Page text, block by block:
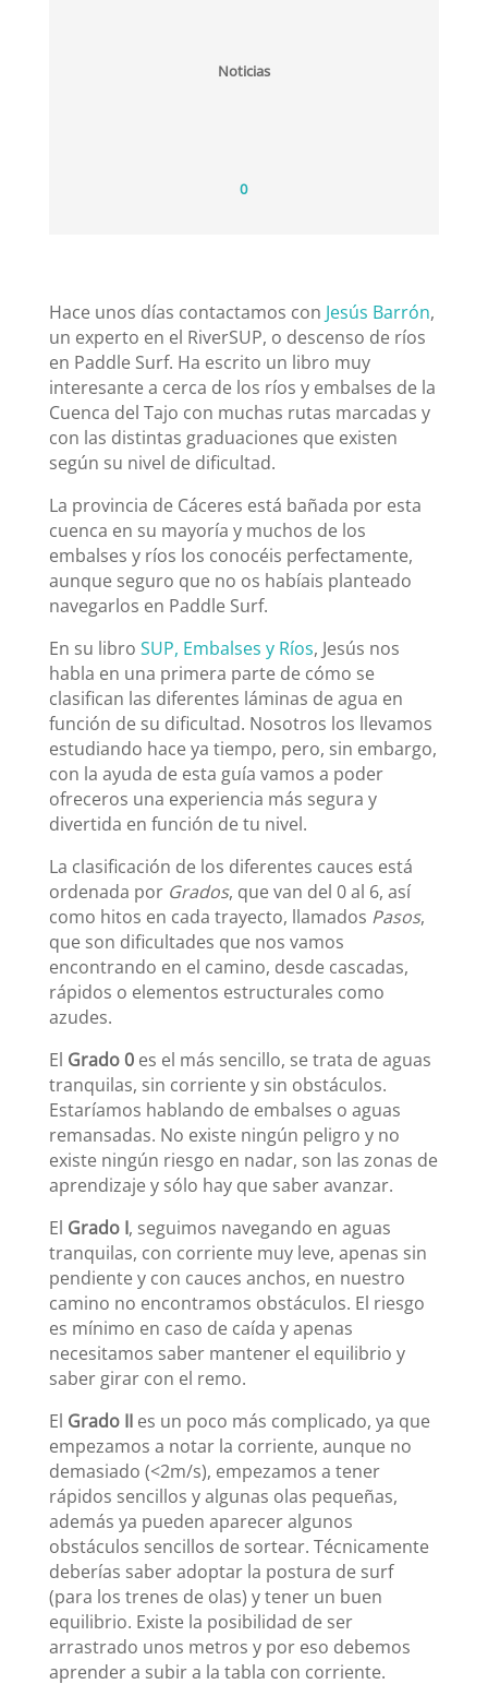
Noticias
0
Hace unos días contactamos con Jesús Barrón,
un experto en el RiverSUP, o descenso de ríos
en Paddle Surf. Ha escrito un libro muy
interesante a cerca de los ríos y embalses de la
Cuenca del Tajo con muchas rutas marcadas y
con las distintas graduaciones que existen
según su nivel de dificultad.
La provincia de Cáceres está bañada por esta
cuenca en su mayoría y muchos de los
embalses y ríos los conocéis perfectamente,
aunque seguro que no os habíais planteado
navegarlos en Paddle Surf.
En su libro SUP, Embalses y Ríos, Jesús nos
habla en una primera parte de cómo se
clasifican las diferentes láminas de agua en
función de su dificultad. Nosotros los llevamos
estudiando hace ya tiempo, pero, sin embargo,
con la ayuda de esta guía vamos a poder
ofreceros una experiencia más segura y
divertida en función de tu nivel.
La clasificación de los diferentes cauces está
ordenada por Grados, que van del 0 al 6, así
como hitos en cada trayecto, llamados Pasos,
que son dificultades que nos vamos
encontrando en el camino, desde cascadas,
rápidos o elementos estructurales como
azudes.
El Grado 0es el más sencillo, se trata de aguas
tranquilas, sin corriente y sin obstáculos.
Estaríamos hablando de embalses o aguas
remansadas. No existe ningún peligro y no
existe ningún riesgo en nadar, son las zonas de
aprendizaje y sólo hay que saber avanzar.
El Grado I, seguimos navegando en aguas
tranquilas, con corriente muy leve, apenas sin
pendiente y con cauces anchos, en nuestro
camino no encontramos obstáculos. El riesgo
es mínimo en caso de caída y apenas
necesitamos saber mantener el equilibrio y
saber girar con el remo.
El Grado IIes un poco más complicado, ya que
empezamos a notar la corriente, aunque no
demasiado (<2m/s), empezamos a tener
rápidos sencillos y algunas olas pequeñas,
además ya pueden aparecer algunos
obstáculos sencillos de sortear. Técnicamente
deberías saber adoptar la postura de surf
(para los trenes de olas) y tener un buen
equilibrio. Existe la posibilidad de ser
arrastrado unos metros y por eso debemos
aprender a subir a la tabla con corriente.